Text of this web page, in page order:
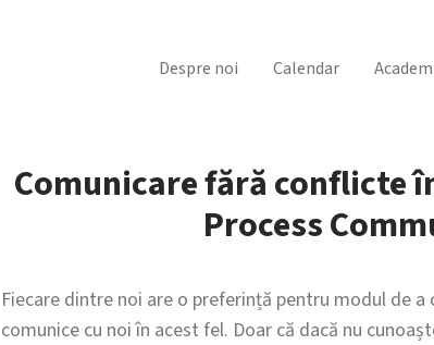
Despre noi Calendar
Comunicare fără conflicte
Process
Fiecare dintre noi are o preferință pentru modul de
comunice cu noi în acest fel. Doar că dacă nu